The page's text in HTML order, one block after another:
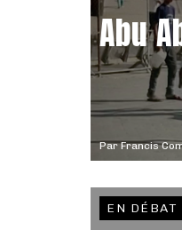
ParFrancis
Abu
EN DÉBAT